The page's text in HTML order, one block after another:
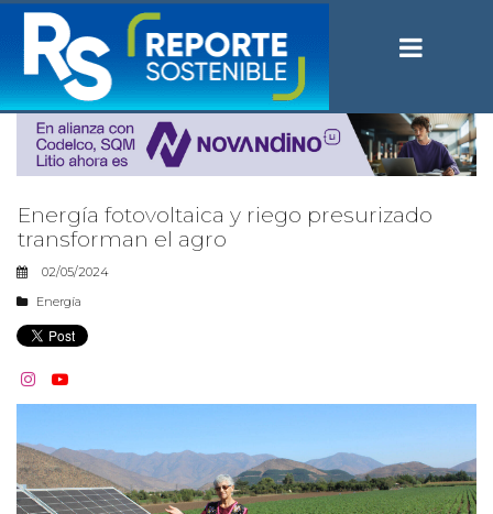
Energía fotovoltaica y riego presurizado
transforman el agro
02/05/2024
Energía
 